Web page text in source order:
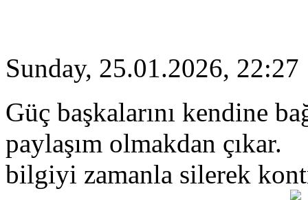
Sunday, 25.01.2026, 22:27
Güç başkalarını kendine
paylaşım olmakdan çıkar.
bilgiyi zamanla silerek